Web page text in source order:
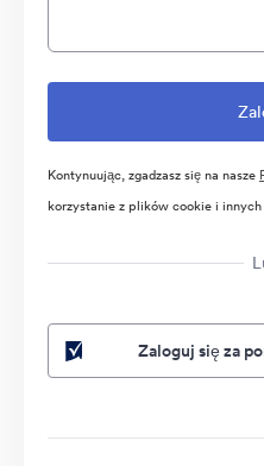
Kontynuując, zgadzasz się na nasze
korzystanie z plików cookie i
Zaloguj się za